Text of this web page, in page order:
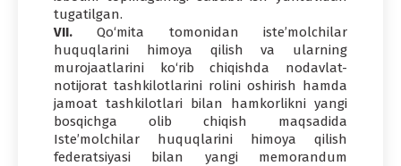
tugatilgan.
VII. Qo‘mita tomonidan iste’molchilar
huquqlarini himoya qilish va ularning
murojaatlarini ko‘rib chiqishda nodavlat-
notijorat tashkilotlarini rolini oshirish hamda
jamoat tashkilotlari bilan hamkorlikni yangi
bosqichga olib chiqish maqsadida
Iste’molchilar huquqlarini himoya qilish
federatsiyasi bilan yangi memorandum